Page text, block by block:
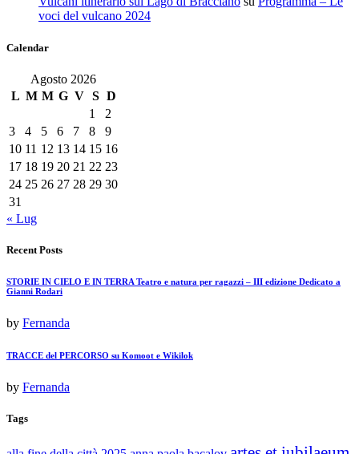
voci del vulcano 2024
Calendar
Agosto 2026
L M M G V S D
1
2
3
4 5 6 7 8
9
10 11 12 13 14 15 16
17 18 19 20 21 22 23
24 25 26 27 28 29 30
31
« Lug
Recent Posts
STORIE IN CIELO E IN TERRA Teatro e natura per ragazzi – III edizione Dedicato a
Gianni Rodari
by Fernanda
TRACCE del PERCORSO su Komoot e Wikilok
by Fernanda
Tags